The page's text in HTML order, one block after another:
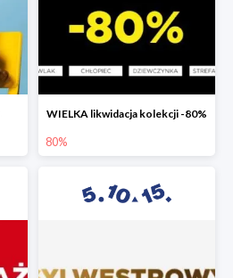
WIELKA likwidacja kolekcji -80%
80%